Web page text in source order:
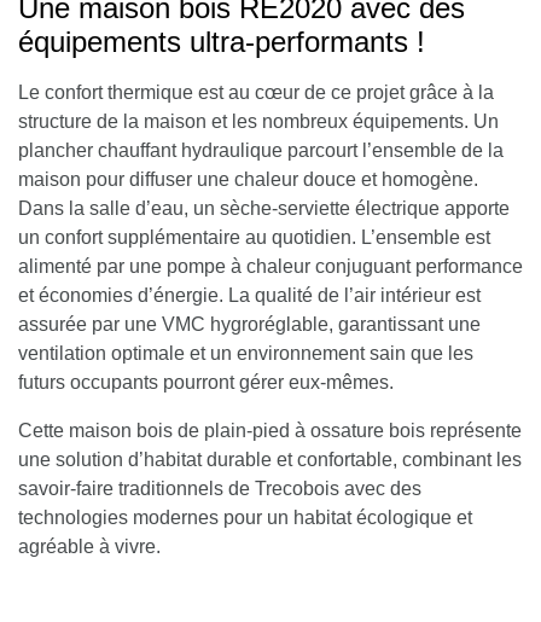
Une maison bois RE2020 avec des
équipements ultra-performants !
Le confort thermique est au cœur de ce projet grâce à la
structure de la maison et les nombreux équipements. Un
plancher chauffant hydraulique parcourt l’ensemble de la
maison pour diffuser une chaleur douce et homogène.
Dans la salle d’eau, un sèche-serviette électrique apporte
un confort supplémentaire au quotidien. L’ensemble est
alimenté par une pompe à chaleur conjuguant performance
et économies d’énergie. La qualité de l’air intérieur est
assurée par une VMC hygroréglable, garantissant une
ventilation optimale et un environnement sain que les
futurs occupants pourront gérer eux-mêmes.
Cette maison bois de plain-pied à ossature bois représente
une solution d’habitat durable et confortable, combinant les
savoir-faire traditionnels de Trecobois avec des
technologies modernes pour un habitat écologique et
agréable à vivre.